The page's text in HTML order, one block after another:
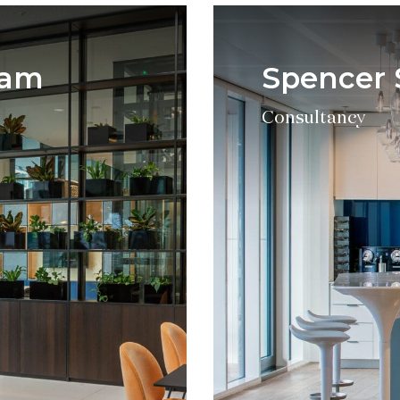
Spencer
Consultancy